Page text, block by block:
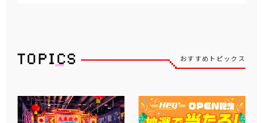
おすすめトピックス